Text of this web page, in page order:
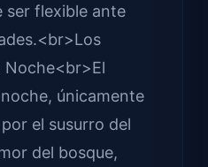
ser flexible ante
Noche<br>El
únicamente
el susurro del
del bosque,